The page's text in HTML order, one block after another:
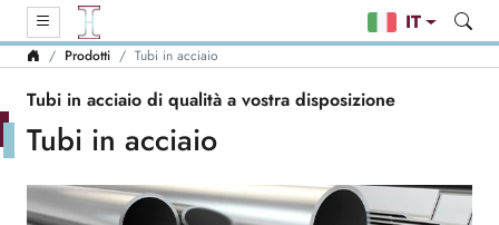
IT
Prodotti Tubi in acciaio
Tubi in acciaio di qualità a vostra disposizione
Tubi in acciaio